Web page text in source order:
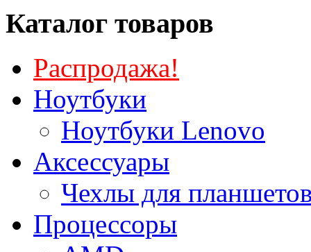
Каталог товаров
Распродажа!
Ноутбуки
Ноутбуки Lenovo
Аксессуары
Чехлы для
Процессоры